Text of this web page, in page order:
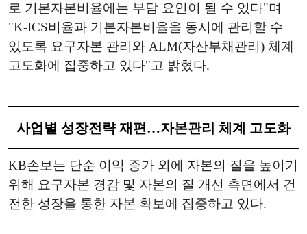
로 기본자본비율에는 부담 요인이 될 수 있다"며
"K-ICS비율과 기본자본비율을 동시에 관리할 수
있도록 요구자본 관리와 ALM(자산부채관리) 체계
고도화에 집중하고 있다"고 밝혔다.
사업별 성장전략 재편…자본관리 체계 고도화
KB손보는 단순 이익 증가 외에 자본의 질을 높이기
위해 요구자본 경감 및 자본의 질 개선 측면에서 건
전한 성장을 통한 자본 확보에 집중하고 있다.